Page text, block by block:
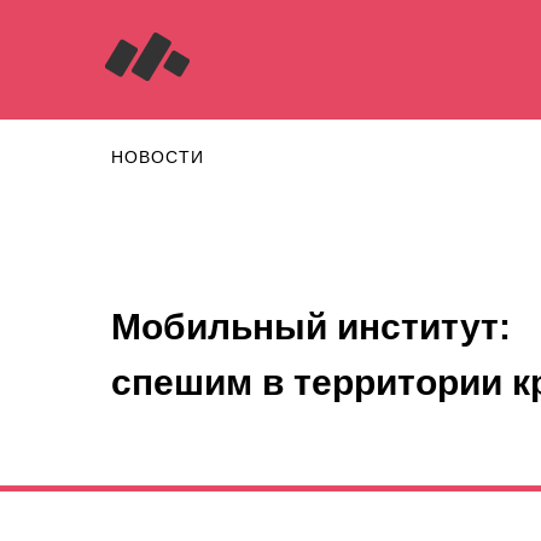
Мобильный институт:
спешим в территории
НОВОСТИ